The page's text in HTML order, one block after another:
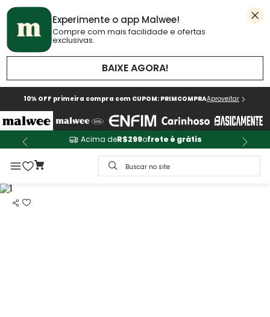
Experimente o app Malwee!
Compre com mais facilidade e ofertas
exclusivas.
BAIXE AGORA!
10% OFF primeira compra com CUPOM: PRIMCOMPRAAproveitar
Acima deR$299ofrete é grátis
Buscar no site